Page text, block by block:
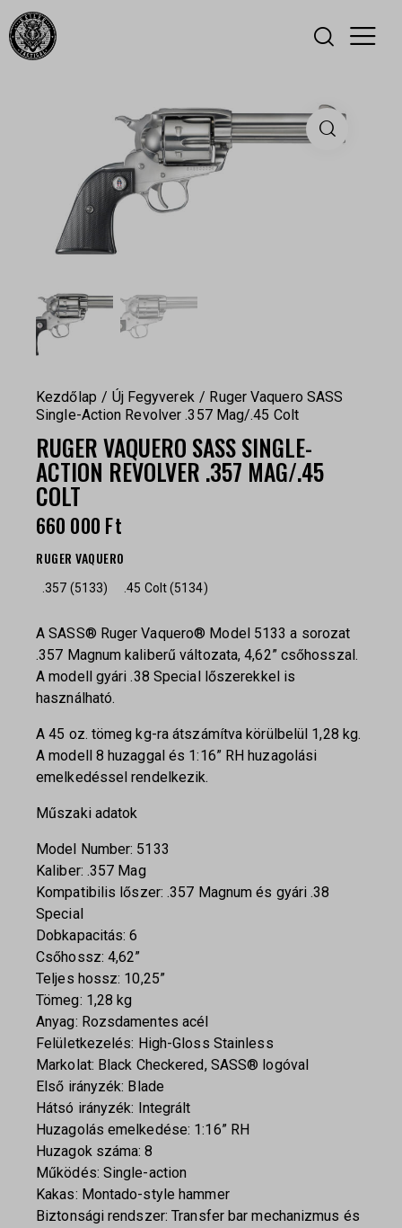
Kezdőlap Új Fegyverek
Ruger Vaquero SASS
Single-Action Revolver .357 Mag/.45 Colt
RUGER VAQUERO SASS SINGLE-
ACTION REVOLVER .357 MAG/.45
COLT
660 000 Ft
RUGER VAQUERO
.357 (5133) .45 Colt (5134)
A SASS® Ruger Vaquero® Model 5133 a sorozat
.357 Magnum kaliberű változata, 4,62” csőhosszal.
A modell gyári .38 Special lőszerekkel is
használható.
A 45 oz. tömeg kg-ra átszámítva körülbelül 1,28 kg.
A modell 8 huzaggal és 1:16” RH huzagolási
emelkedéssel rendelkezik.
Műszaki adatok
Model Number: 5133
Kaliber: .357 Mag
Kompatibilis lőszer: .357 Magnum és gyári .38
Special
Dobkapacitás: 6
Csőhossz: 4,62”
Teljes hossz: 10,25”
Tömeg: 1,28 kg
Anyag: Rozsdamentes acél
Felületkezelés: High-Gloss Stainless
Markolat: Black Checkered, SASS® logóval
Első irányzék: Blade
Hátsó irányzék: Integrált
Huzagolás emelkedése: 1:16” RH
Huzagok száma: 8
Működés: Single-action
Kakas: Montado-style hammer
Biztonsági rendszer: Transfer bar mechanizmus és